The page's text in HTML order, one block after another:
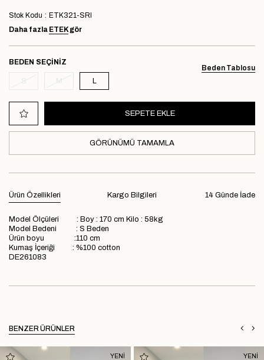
Stok Kodu
ETK321-SRI
Daha fazla ETEKgör
Beden Tablosu
BEDEN
L
GÖRÜNÜMÜ TAMAMLA
Ürün Özellikleri 14 Günde İade
Kargo Bilgileri
Model Ölçüleri : Boy : 170 cm Kilo : 58kg
Model Bedeni : S Beden
Ürün boyu :110 cm
Kumaş İçeriği : %100 cotton
DE261083
BENZER ÜRÜNLER
YENİ YENİ